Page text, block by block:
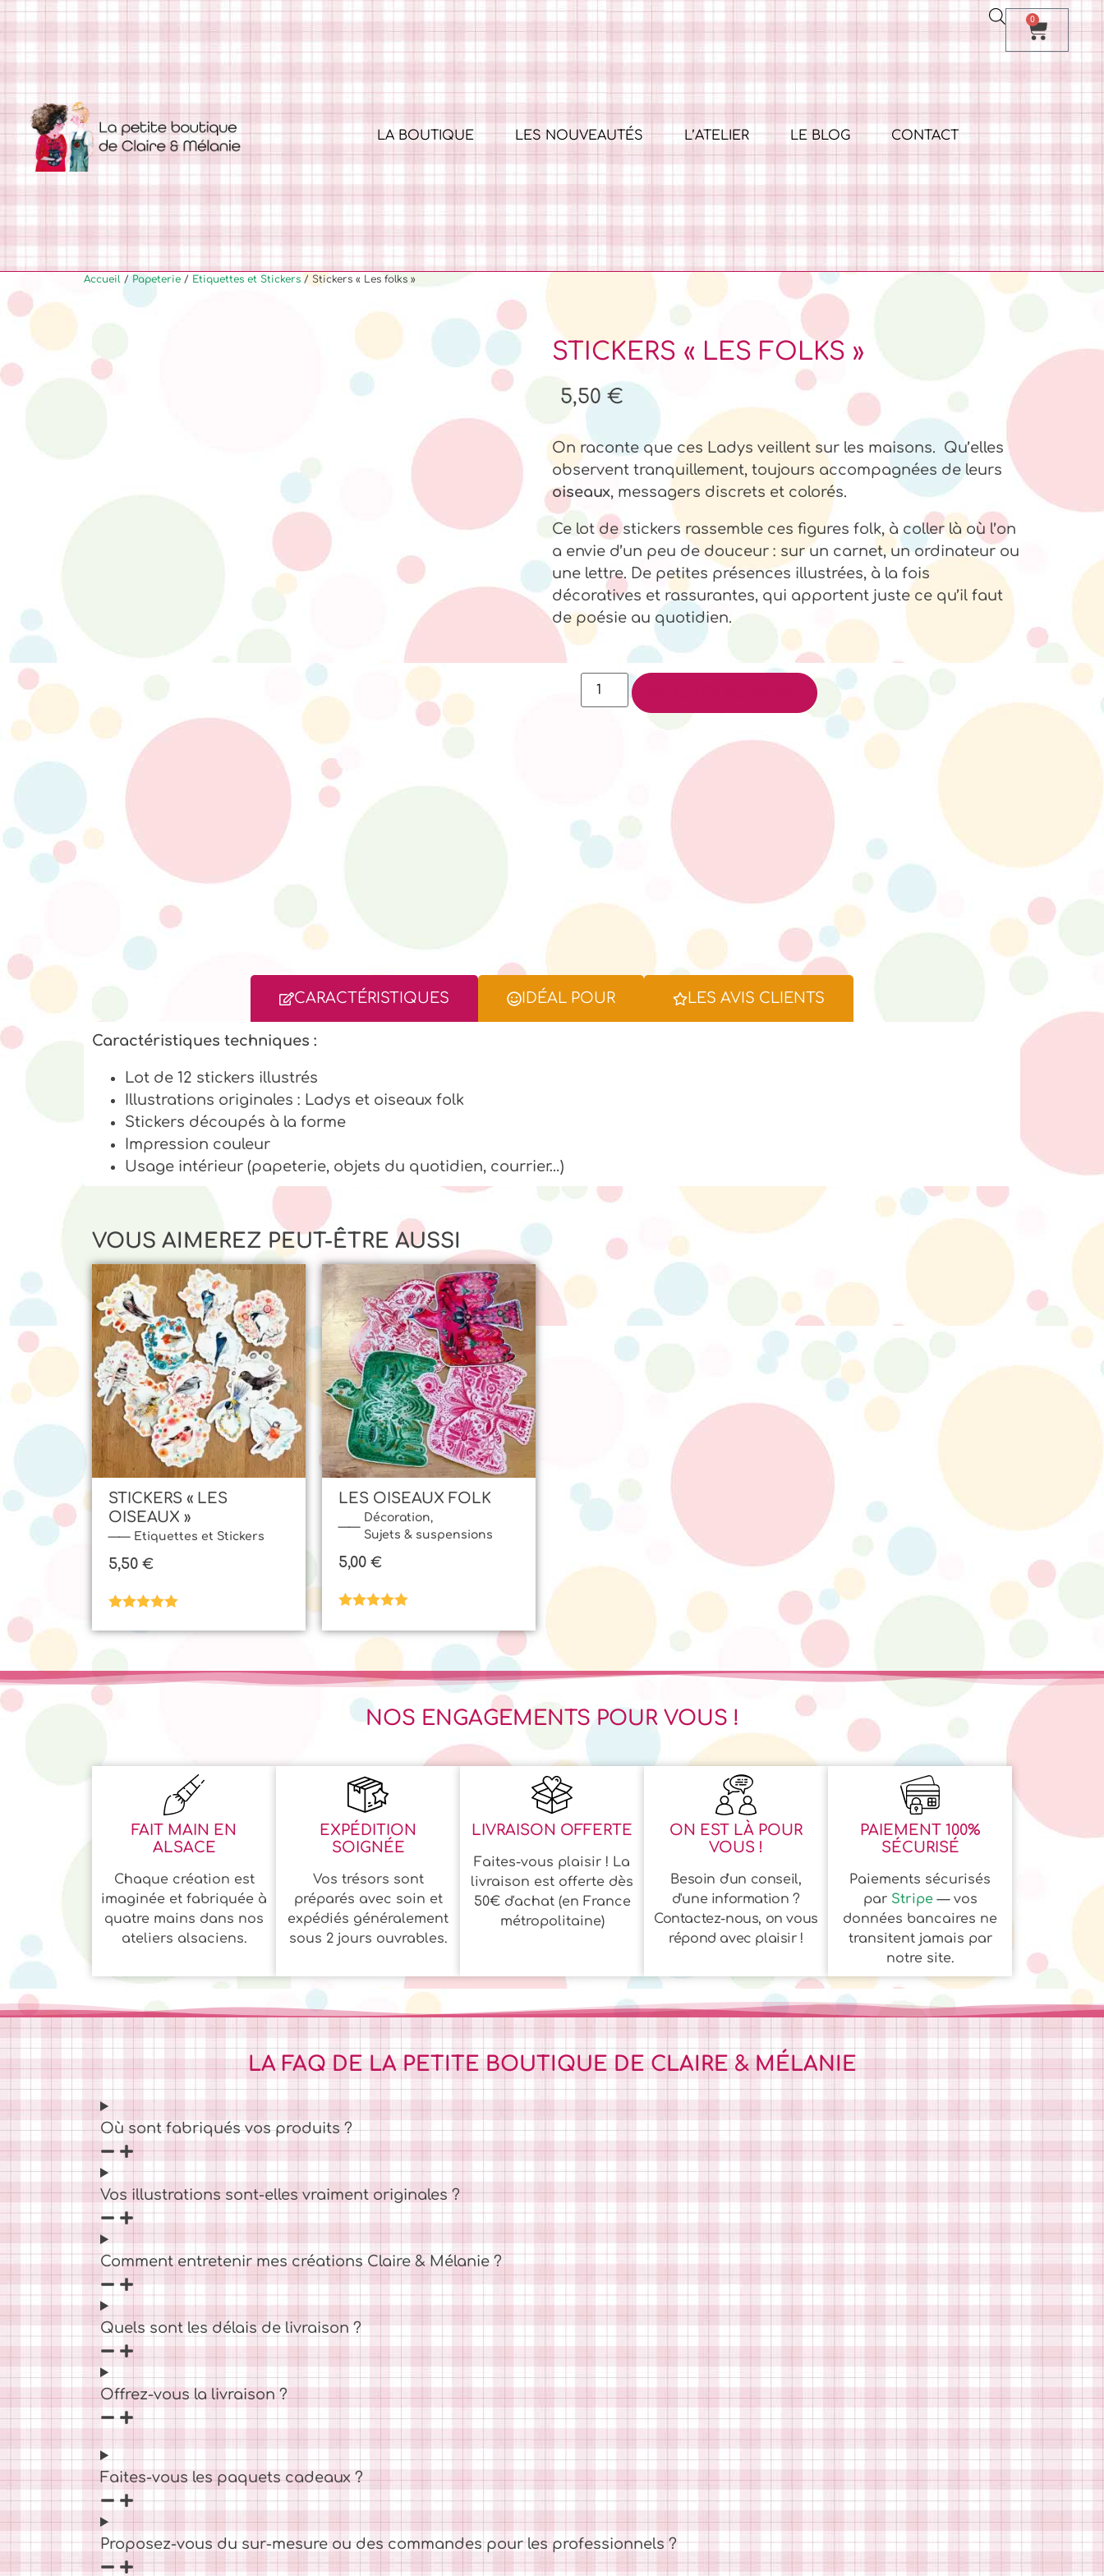
LA BOUTIQUE LES NOUVEAUTÉS L’ATELIER LE BLOG CONTACT
0
Accueil /Papeterie / Etiquettes et Stickers / Stickers « Les folks »
STICKERS « LES FOLKS »
5,50 €
On raconte que ces Ladys veillent sur les maisons. Qu’elles
observent tranquillement, toujours accompagnées de leurs
oiseaux, messagers discrets et colorés.
Ce lot de stickers rassemble ces figures folk, à coller là où l’on
a envie d’un peu de douceur : sur un carnet, un ordinateur ou
une lettre. De petites présences illustrées, à la fois
décoratives et rassurantes, qui apportent juste ce qu’il faut
de poésie au quotidien.
CARACTÉRISTIQUES IDÉAL POUR LES AVIS CLIENTS
Caractéristiques techniques :
Lot de 12 stickers illustrés
Illustrations originales : Ladys et oiseaux folk
Stickers découpés à la forme
Impression couleur
Usage intérieur (papeterie, objets du quotidien, courrier…)
VOUS AIMEREZ PEUT-ÊTRE AUSSI
Etiquettes et Stickers
STICKERS « LES
OISEAUX »
5,50 €
sur 5
Décoration,
Sujets & suspensions
LES OISEAUX FOLK
5,00 €
sur 5
NOS ENGAGEMENTS POUR VOUS !
FAIT MAIN EN
ALSACE
Chaque création est
imaginée et fabriquée à
quatre mains dans nos
ateliers alsaciens.
EXPÉDITION
SOIGNÉE
Vos trésors sont
préparés avec soin et
expédiés généralement
sous 2 jours ouvrables.
LIVRAISON OFFERTE
Faites-vous plaisir ! La
livraison est offerte dès
50€ d'achat (en France
métropolitaine)
ON EST LÀ POUR
VOUS !
Besoin d'un conseil,
d'une information ?
Contactez-nous, on vous
répond avec plaisir !
PAIEMENT 100%
SÉCURISÉ
Paiements sécurisés
par Stripe— vos
données bancaires ne
transitent jamais par
notre site.
LA FAQ DE LA PETITE BOUTIQUE DE CLAIRE & MÉLANIE
Où sont fabriqués vos produits ?
Vos illustrations sont-elles vraiment originales ?
Comment entretenir mes créations Claire & Mélanie ?
Quels sont les délais de livraison ?
Offrez-vous la livraison ?
Faites-vous les paquets cadeaux ?
Proposez-vous du sur-mesure ou des commandes pour les professionnels ?